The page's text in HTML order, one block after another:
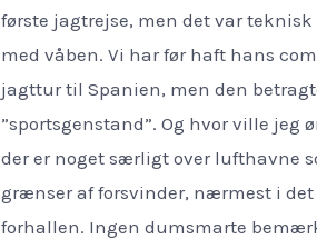
første jagtrejse, men det var
med våben. Vi har før haft hans
jagttur til Spanien, men den
”sportsgenstand”. Og hvor ville jeg
der er noget særligt over lufthavne
grænser af forsvinder, nærmest i
forhallen. Ingen dumsmarte